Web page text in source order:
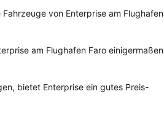
von Enterprise am Flughafen
am Flughafen Faro einigermaßen
bietet Enterprise ein gutes Preis-